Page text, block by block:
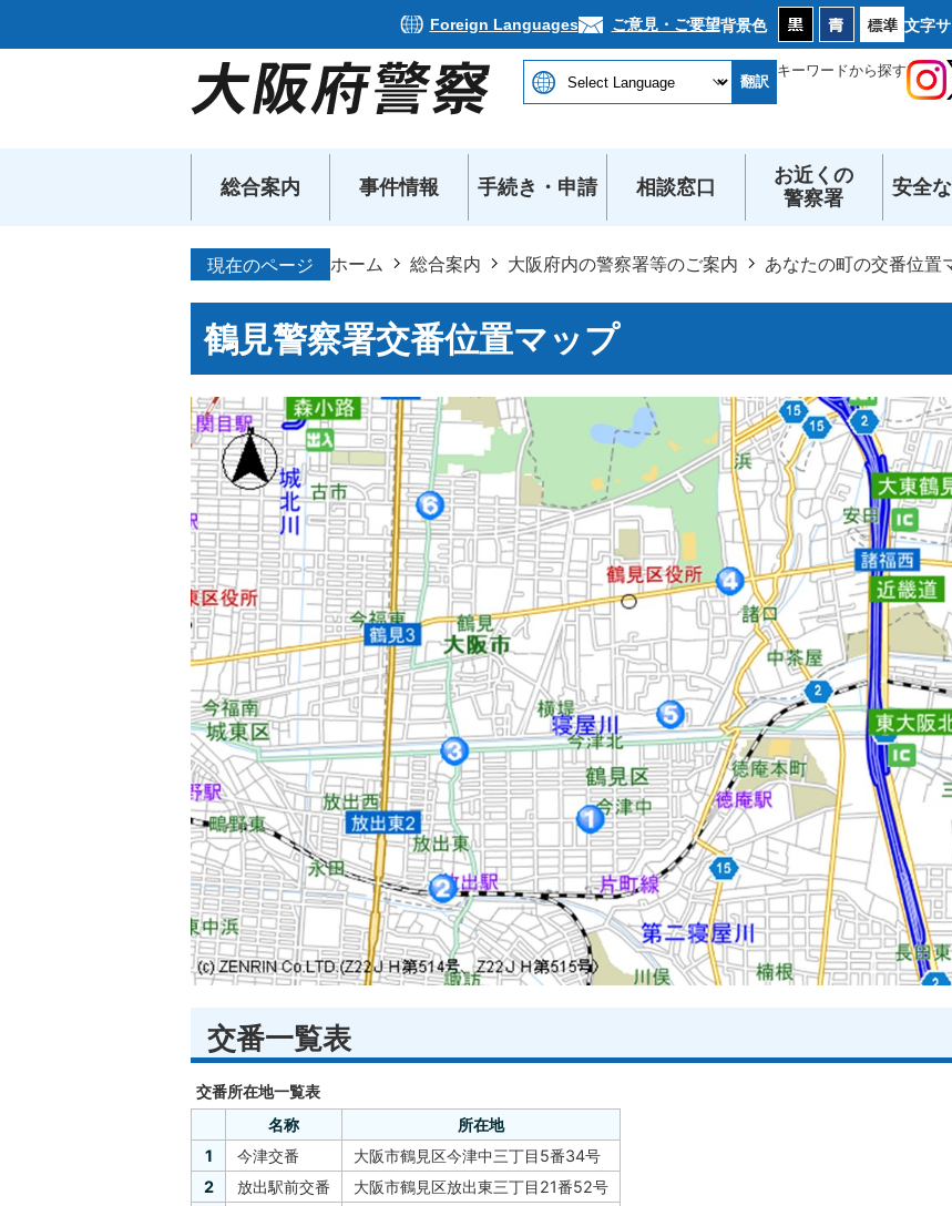
Foreign Languages ご意見・ご要望背景色 文字
翻訳
キーワードから探す
総合案内 事件情報 手続き・申請 相談窓口
お近くの
警察署
安全
現在のページ ホーム 総合案内 大阪府内の警察署等のご案内 あなたの町の交番位置
鶴見警察署交番位置マップ
交番一覧表
交番所在地一覧表
名称
所在地
1
今津交番
大阪市鶴見区今津中三丁目5番34号
2
放出駅前交番
大阪市鶴見区放出東三丁目21番52号